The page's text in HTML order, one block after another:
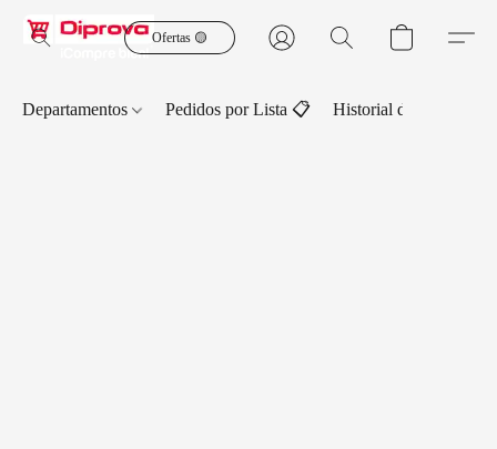
Ofertas 🟡
Departamentos Pedidos por Lista 📋 Historial de Pedidos